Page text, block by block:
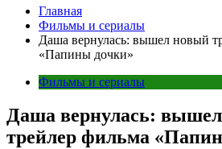
Главная
Фильмы и сериалы
Даша вернулась: вышел новый
«Папины дочки»
Фильмы и сериалы
Даша вернулась:
трейлер фильма